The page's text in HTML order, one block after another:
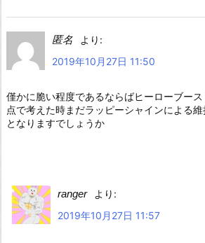
匿名
より:
2019年10月27日 11:50
僅かに脆い程度であるならばヒーローブー
点で考えた時まだラッピーシャインによる
となりますでしょうか
ranger
より:
2019年10月27日 11:57